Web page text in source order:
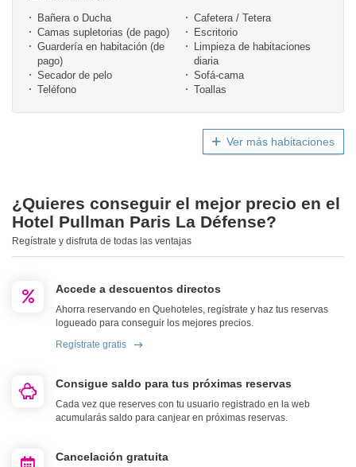
Bañera o Ducha
Cafetera / Tetera
Camas supletorias (de pago)
Escritorio
Guardería en habitación (de
pago)
Limpieza de habitaciones
diaria
Secador de pelo
Sofá-cama
Teléfono
Toallas
Ver más habitaciones
¿Quieres conseguir el mejor precio en el
Hotel Pullman Paris La Défense?
Regístrate y disfruta de todas las ventajas
Accede a descuentos directos
Ahorra reservando en Quehoteles, regístrate y haz tus reservas
logueado para conseguir los mejores precios.
Regístrate gratis
Consigue saldo para tus próximas reservas
Cada vez que reserves con tu usuario registrado en la web
acumularás saldo para canjear en próximas reservas.
Cancelación gratuita